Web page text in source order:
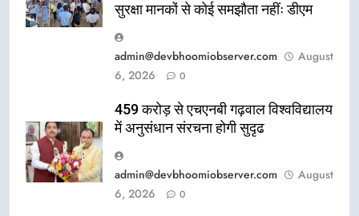
सुरक्षा मानकों से कोई समझौता नहींः डीएम
admin@devbhoomiobserver.com
August
6, 2026
0
459 करोड़ से एचएनबी गढ़वाल विश्वविद्यालय
में अनुसंधान संरचना होगी सुदृढ
admin@devbhoomiobserver.com
August
6, 2026
0